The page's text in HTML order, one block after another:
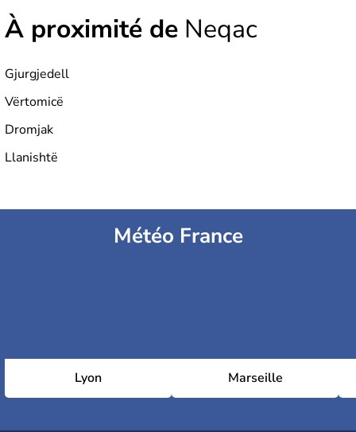
À proximité de Neqac
Gjurgjedell
Vërtomicë
Dromjak
Llanishtë
Météo France
Lyon Marseille